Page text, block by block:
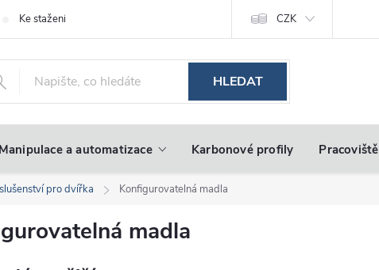
Ke stažení CZK
HLEDAT
Manipulace a automatizace Karbonové profily Pracoviště
pro dvířka Konfigurovatelná madla
madla